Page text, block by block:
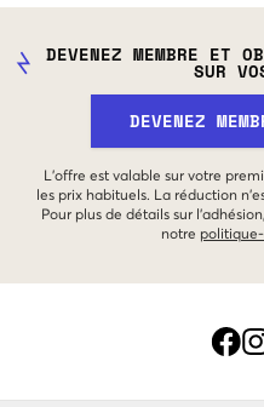
DEVENEZ MEMBRE ET
SUR
DEVENEZ
L'offre est valable sur votre
les prix habituels. La réduction
Pour plus de détails sur
notre